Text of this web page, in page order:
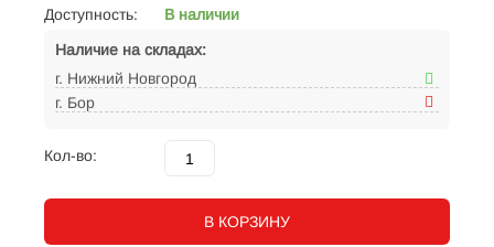
Доступность:
В наличии
Наличие на складах:
г. Нижний Новгород
г. Бор
Кол-во:
В КОРЗИНУ